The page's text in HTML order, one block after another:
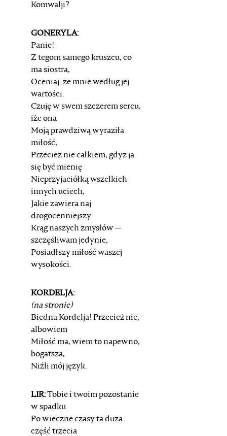
Komwalji?
GONERYLA:
Panie!
Z tegom samego kruszcu, co
ma siostra,
Oceniaj-że mnie według jej
wartości.
Czuję w swem szczerem sercu,
iże ona
Moją prawdziwą wyraziła
miłość,
Przecież nie całkiem, gdyż ja
się być mienię
Nieprzyjaciółką wszelkich
innych uciech,
Jakie zawiera naj
drogocenniejszy
Krąg naszych zmysłów —
szczęśliwam jedynie,
Posiadłszy miłość waszej
wysokości.
KORDELJA:
(na stronie)
Biedna Kordelja! Przecież nie,
albowiem
Miłość ma, wiem to napewno,
bogatsza,
Niźli mój język.
LIR:Tobie i twoim pozostanie
w spadku
Po wieczne czasy ta duża
część trzecia